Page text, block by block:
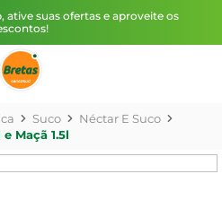
ative suas ofertas e aproveite os
Suco
Néctar E Suco
Maçã 1.5l